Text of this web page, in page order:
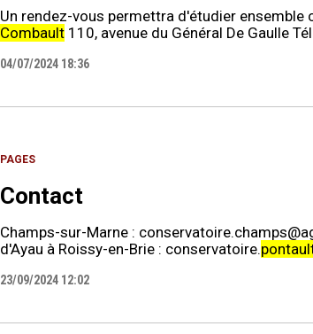
Un rendez-vous permettra d'étudier
Combault110, avenue du Général De Gaulle
04/07/2024 18:36
PAGES
Contact
Champs-sur-Marne :
d'Ayau à Roissy-en-Brie : conservatoire.
23/09/2024 12:02